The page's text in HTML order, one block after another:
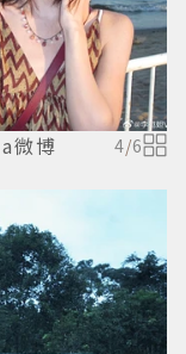
微博 4/6